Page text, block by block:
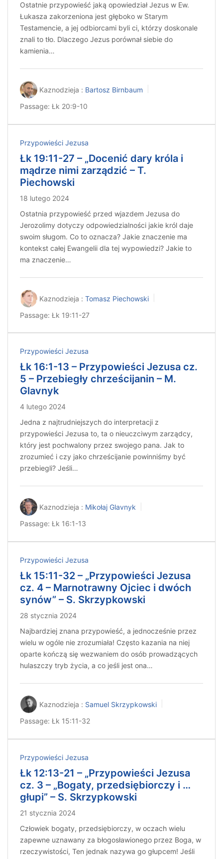
Ostatnie przypowieść jaką opowiedział Jezus w Ew.
Łukasza zakorzeniona jest głęboko w Starym
Testamencie, a jej odbiorcami byli ci, którzy doskonale
znali to tło. Dlaczego Jezus porównał siebie do
kamienia…
Kaznodzieja : Bartosz Birnbaum
Passage: Łk 20:9-10
Przypowieści Jezusa
Łk 19:11-27 – „Docenić dary króla i
mądrze nimi zarządzić – T.
Piechowski
18 lutego 2024
Ostatnia przypowieść przed wjazdem Jezusa do
Jerozolimy dotyczy odpowiedzialności jakie król daje
swoim sługom. Co to oznacza? Jakie znaczenie ma
kontekst całej Ewangelii dla tej wypowiedzi? Jakie to
ma znaczenie…
Kaznodzieja : Tomasz Piechowski
Passage: Łk 19:11-27
Przypowieści Jezusa
Łk 16:1-13 – Przypowieści Jezusa cz.
5 – Przebiegły chrześcijanin – M.
Glavnyk
4 lutego 2024
Jedna z najtrudniejszych do interpretacji z
przypowieści Jezusa to, ta o nieuczciwym zarządcy,
który jest pochwalony przez swojego pana. Jak to
zrozumieć i czy jako chrześcijanie powinniśmy być
przebiegli? Jeśli…
Kaznodzieja : Mikołaj Glavnyk
Passage: Łk 16:1-13
Przypowieści Jezusa
Łk 15:11-32 – „Przypowieści Jezusa
cz. 4 – Marnotrawny Ojciec i dwóch
synów” – S. Skrzypkowski
28 stycznia 2024
Najbardziej znana przypowieść, a jednocześnie przez
wielu w ogóle nie zrozumiała! Często kazania na niej
oparte kończą się wezwaniem do osób prowadzących
hulaszczy tryb życia, a co jeśli jest ona…
Kaznodzieja : Samuel Skrzypkowski
Passage: Łk 15:11-32
Przypowieści Jezusa
Łk 12:13-21 – „Przypowieści Jezusa
cz. 3 – „Bogaty, przedsiębiorczy i …
głupi” – S. Skrzypkowski
21 stycznia 2024
Człowiek bogaty, przedsiębiorczy, w oczach wielu
zapewne uznawany za błogosławionego przez Boga, w
rzeczywistości, Ten jednak nazywa go głupcem! Jeśli